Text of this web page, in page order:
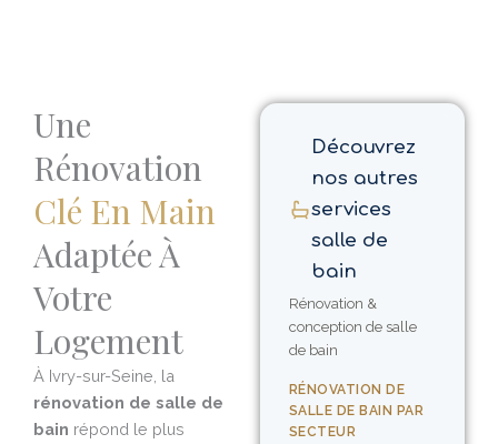
Une
Rénovation
Clé En Main
Adaptée À
Votre
Logement
À Ivry-sur-Seine, la
rénovation de salle de
bain répond le plus
Découvrez
nos autres
services
salle de
bain
Rénovation &
conception de salle
de bain
RÉNOVATION DE
SALLE DE BAIN PAR
SECTEUR